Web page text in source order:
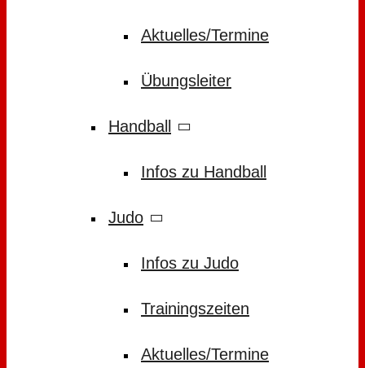
Aktuelles/Termine
Übungsleiter
Handball
Infos zu Handball
Judo
Infos zu Judo
Trainingszeiten
Aktuelles/Termine